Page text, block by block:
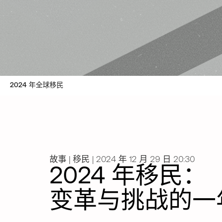
2024 年全球移民
故事 | 移民 | 2024 年 12 月 29 日 20:30
2024 年移民：
变革与挑战的一